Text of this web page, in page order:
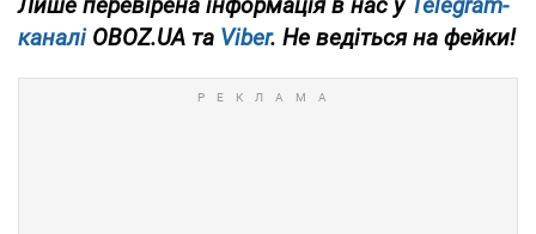
Лише перевірена інформація в нас уTelegram-
каналіOBOZ.UA та Viber. Не ведіться на фейки!